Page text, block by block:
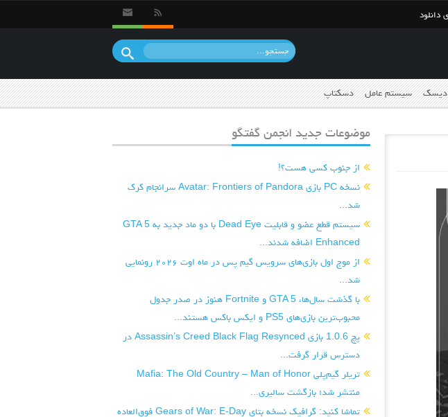
دانلود
دیسک سیستم عامل دسکتاپ
موضوعات جدید انجمن گفتگو
از جنوب کسی هست؟!
نسخه PC بازی Avatar: Frontiers of Pandora سرانجام کرک
شد...
سیستم قطع عضو و قابلیت Dead Eye با دو ماد جدید به GTA 5
Enhanced اضافه شدند...
از موج اول بازی‌های سرویس گیم پس در ماه اوت ۲۰۲۶ رونمایی
شد...
با گذشت سال‌ها، GTA 5 و Fortnite هنوز در صدر جدول
محبوب‌ترین بازی‌های PS5 و ایکس باکس هستند...
پچ 1.0.6 بازی Assassin’s Creed Black Flag Resynced در
دسترس قرار گرفت...
تریلر گیم‌پلی Mafia: The Old Country – Man of Honor
منتشر شد؛ بازگشت سالیری...
تماشا کنید: گرافیک نسخه بتای Gears of War: E-Day فوق‌العاده